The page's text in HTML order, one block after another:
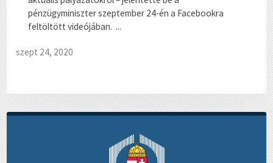
pénzügyminiszter szeptember 24-én a Facebookra
feltöltött videójában. ...
szept 24, 2020